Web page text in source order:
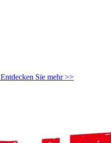
Entdecken Sie mehr >>